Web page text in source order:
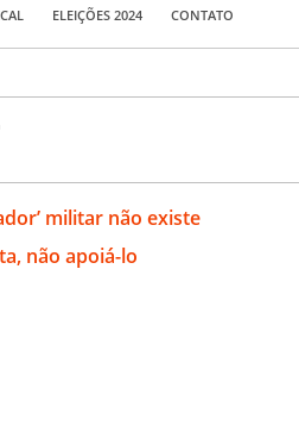
ELEIÇÕES 2024 CONTATO
militar não existe
não apoiá-lo